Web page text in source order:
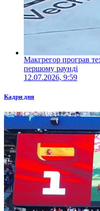
Макгрегор програв
першому раунді
12.07.2026, 9:59
Кадри дня